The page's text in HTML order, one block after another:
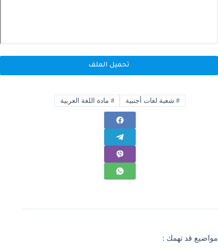
تحميل الملف
#شعبة لغات أجنبية # مادة اللغة العربية
مواضيع قد تهمك :